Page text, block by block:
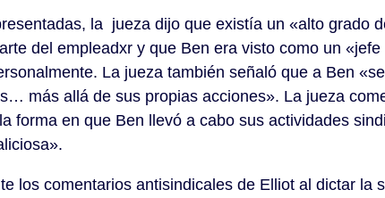
la jueza dijo que existía un «alto grado
del empleadxr y que Ben era visto como un
La jueza también señaló que a Ben
más allá de sus propias acciones». La jueza
forma en que Ben llevó a cabo sus actividades
los comentarios antisindicales de Elliot al dictar la